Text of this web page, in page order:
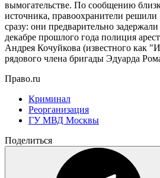
вымогательстве. По сообщению
источника, правоохранители решили
сразу: они предварительно
декабре прошлого года полиция
Андрея Кочуйкова (известного как
рядового члена бригады Эдуарда
Право.ru
Криминал
Реорганизация
ГУ МВД Москвы
Поделиться